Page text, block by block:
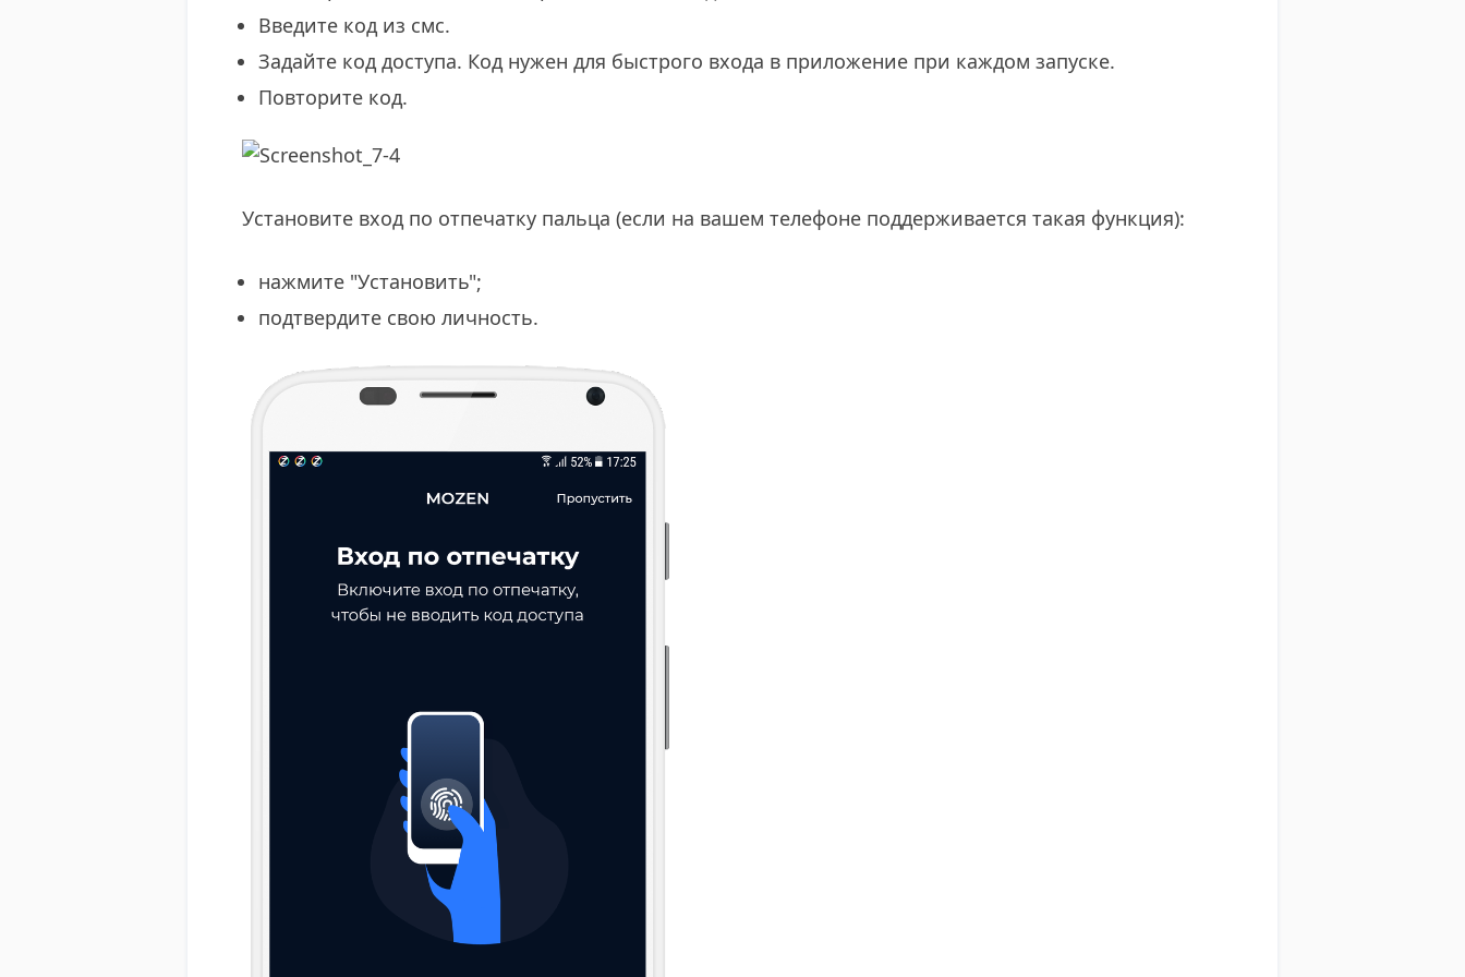
Введите код из смс.
Задайте код доступа. Код нужен для быстрого входа в приложение при каждом запуске.
Повторите код.
​Установите вход по отпечатку пальца (если на вашем телефоне поддерживается такая функция):
​нажмите "Установить";
подтвердите свою личность.